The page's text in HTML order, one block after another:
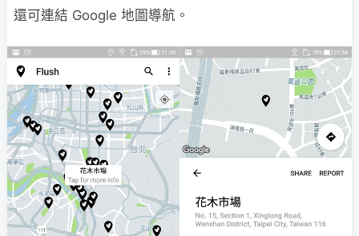
還可連結 Google 地圖導航。